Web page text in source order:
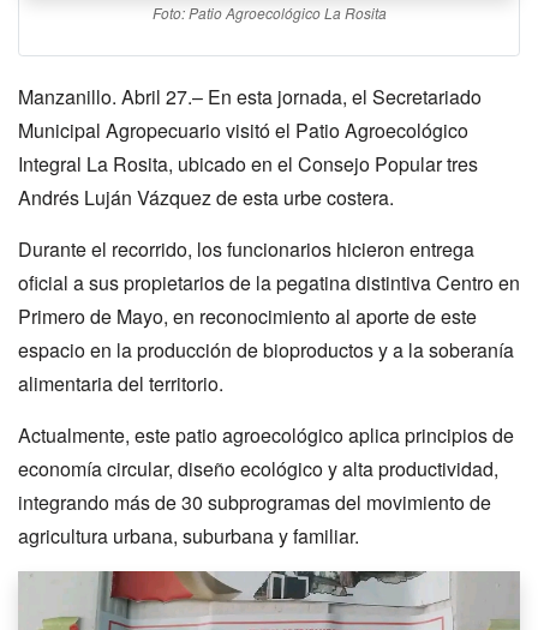
Foto: Patio Agroecológico La Rosita
Manzanillo. Abril 27.– En esta jornada, el Secretariado
Municipal Agropecuario visitó el Patio Agroecológico
Integral La Rosita, ubicado en el Consejo Popular tres
Andrés Luján Vázquez de esta urbe costera.
Durante el recorrido, los funcionarios hicieron entrega
oficial a sus propietarios de la pegatina distintiva Centro en
Primero de Mayo, en reconocimiento al aporte de este
espacio en la producción de bioproductos y a la soberanía
alimentaria del territorio.
Actualmente, este patio agroecológico aplica principios de
economía circular, diseño ecológico y alta productividad,
integrando más de 30 subprogramas del movimiento de
agricultura urbana, suburbana y familiar.